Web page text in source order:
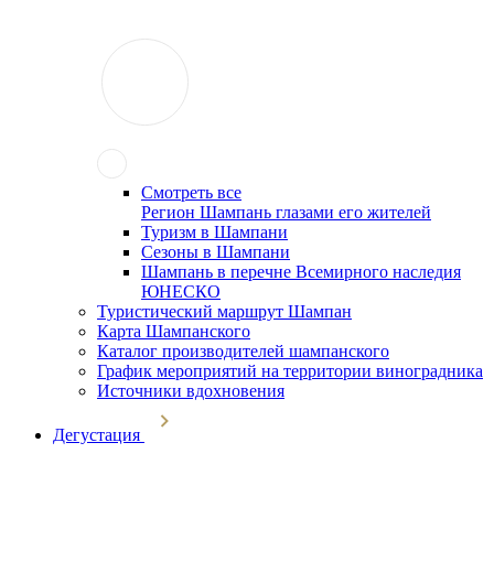
Смотреть все
Регион Шампань глазами его жителей
Туризм в Шампани
Сезоны в Шампани
Шампань в перечне Всемирного наследия
ЮНЕСКО
Туристический маршрут Шампан
Карта Шампанского
Каталог производителей шампанского
График мероприятий на территории виноградника
Источники вдохновения
Дегустация